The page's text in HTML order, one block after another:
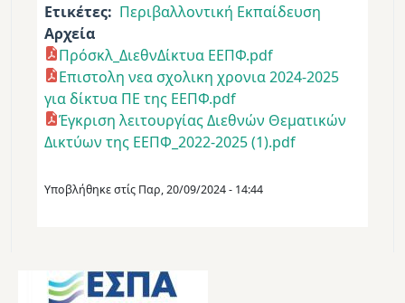
Ετικέτες
Περιβαλλοντική Εκπαίδευση
Αρχεία
Πρόσκλ_ΔιεθνΔίκτυα ΕΕΠΦ.pdf
Επιστολη νεα σχολικη χρονια 2024-2025
για δίκτυα ΠΕ της ΕΕΠΦ.pdf
Έγκριση λειτουργίας Διεθνών Θεματικών
Δικτύων της ΕΕΠΦ_2022-2025 (1).pdf
Υποβλήθηκε στίς Παρ, 20/09/2024 - 14:44